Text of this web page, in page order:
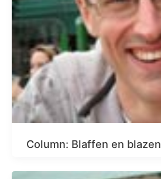
Column: Blaffen en blazen